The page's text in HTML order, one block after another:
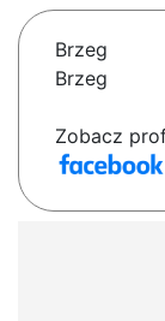
Brzeg
Brzeg
Zobacz